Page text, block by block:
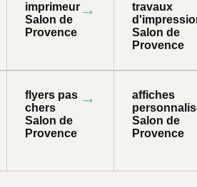
imprimeur
Salon de
Provence
→
travaux
Salon de
Provence
flyers pas
chers
Salon de
Provence
→
affiches
Salon de
Provence